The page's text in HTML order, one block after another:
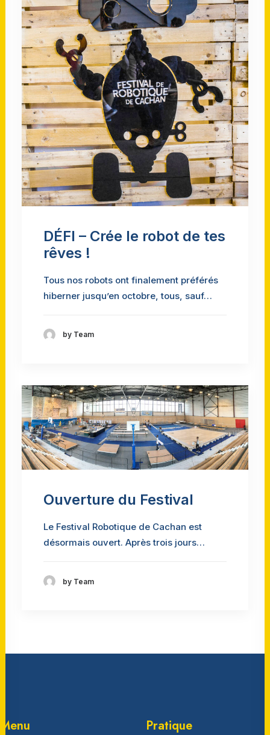
DÉFI – Crée le robot de tes
rêves !
Tous nos robots ont finalement préférés
hiberner jusqu’en octobre, tous, sauf…
by Team
Ouverture du Festival
Le Festival Robotique de Cachan est
désormais ouvert. Après trois jours…
by Team
Menu Pratique